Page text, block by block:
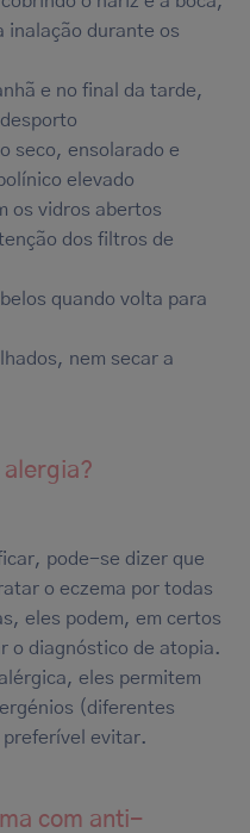
inalação durante os
e no final da tarde,
seco, ensolarado e
elevado
os vidros abertos
dos filtros de
quando volta para
nem secar a
pode-se dizer que
o eczema por todas
eles podem, em certos
o diagnóstico de atopia.
eles permitem
(diferentes
evitar.
com anti-